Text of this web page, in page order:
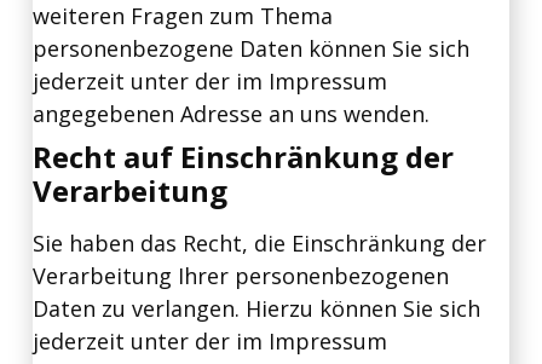
weiteren Fragen zum Thema
personenbezogene Daten können Sie sich
jederzeit unter der im Impressum
angegebenen Adresse an uns wenden.
Recht auf Einschränkung der
Verarbeitung
Sie haben das Recht, die Einschränkung der
Verarbeitung Ihrer personenbezogenen
Daten zu verlangen. Hierzu können Sie sich
jederzeit unter der im Impressum